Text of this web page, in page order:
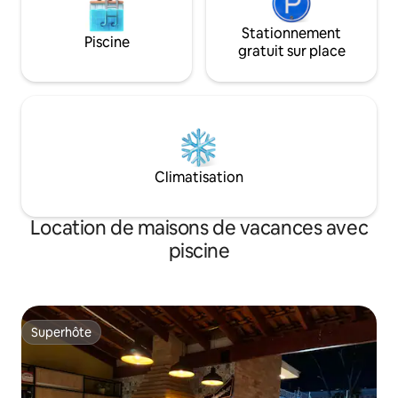
Piscine
Stationnement
gratuit sur place
Climatisation
Location de maisons de vacances avec
piscine
Superhôte
Superhôte